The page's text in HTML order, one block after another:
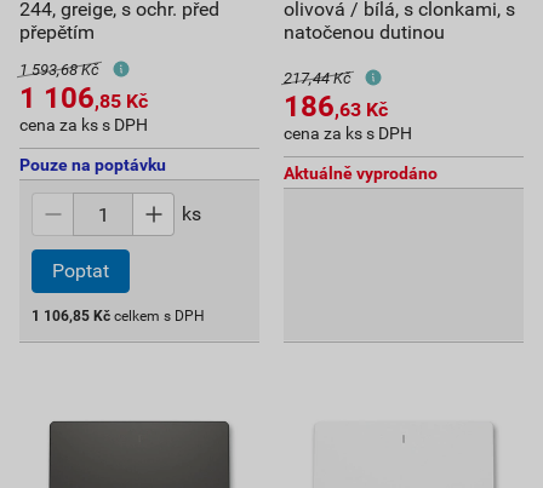
244, greige, s ochr. před
přepětím
1 593,68 Kč
1 106,85 Kč
cena za ks s DPH
Pouze na poptávku
ks
Poptat
1 106,85 Kč celkem s DPH
olivová / bílá, s clonkami, s
natočenou dutinou
217,44 Kč
186,63 Kč
cena za ks s DPH
Aktuálně vyprodáno